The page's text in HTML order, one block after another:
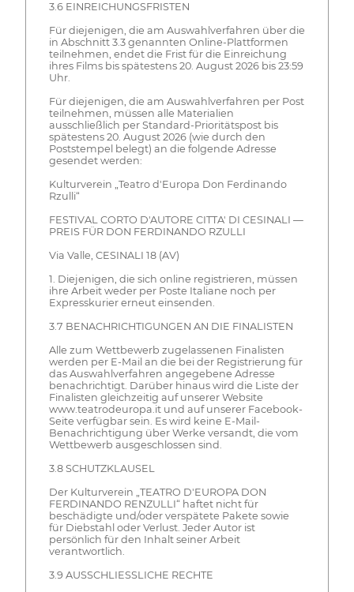
3.6 EINREICHUNGSFRISTEN
Für diejenigen, die am Auswahlverfahren über die
in Abschnitt 3.3 genannten Online-Plattformen
teilnehmen, endet die Frist für die Einreichung
ihres Films bis spätestens 20. August 2026 bis 23:59
Uhr.
Für diejenigen, die am Auswahlverfahren per Post
teilnehmen, müssen alle Materialien
ausschließlich per Standard-Prioritätspost bis
spätestens 20. August 2026 (wie durch den
Poststempel belegt) an die folgende Adresse
gesendet werden:
Kulturverein „Teatro d'Europa Don Ferdinando
Rzulli“
FESTIVAL CORTO D'AUTORE CITTA' DI CESINALI —
PREIS FÜR DON FERDINANDO RZULLI
Via Valle, CESINALI 18 (AV)
1. Diejenigen, die sich online registrieren, müssen
ihre Arbeit weder per Poste Italiane noch per
Expresskurier erneut einsenden.
3.7 BENACHRICHTIGUNGEN AN DIE FINALISTEN
Alle zum Wettbewerb zugelassenen Finalisten
werden per E-Mail an die bei der Registrierung für
das Auswahlverfahren angegebene Adresse
benachrichtigt. Darüber hinaus wird die Liste der
Finalisten gleichzeitig auf unserer Website
www.teatrodeuropa.it und auf unserer Facebook-
Seite verfügbar sein. Es wird keine E-Mail-
Benachrichtigung über Werke versandt, die vom
Wettbewerb ausgeschlossen sind.
3.8 SCHUTZKLAUSEL
Der Kulturverein „TEATRO D'EUROPA DON
FERDINANDO RENZULLI“ haftet nicht für
beschädigte und/oder verspätete Pakete sowie
für Diebstahl oder Verlust. Jeder Autor ist
persönlich für den Inhalt seiner Arbeit
verantwortlich.
3.9 AUSSCHLIESSLICHE RECHTE